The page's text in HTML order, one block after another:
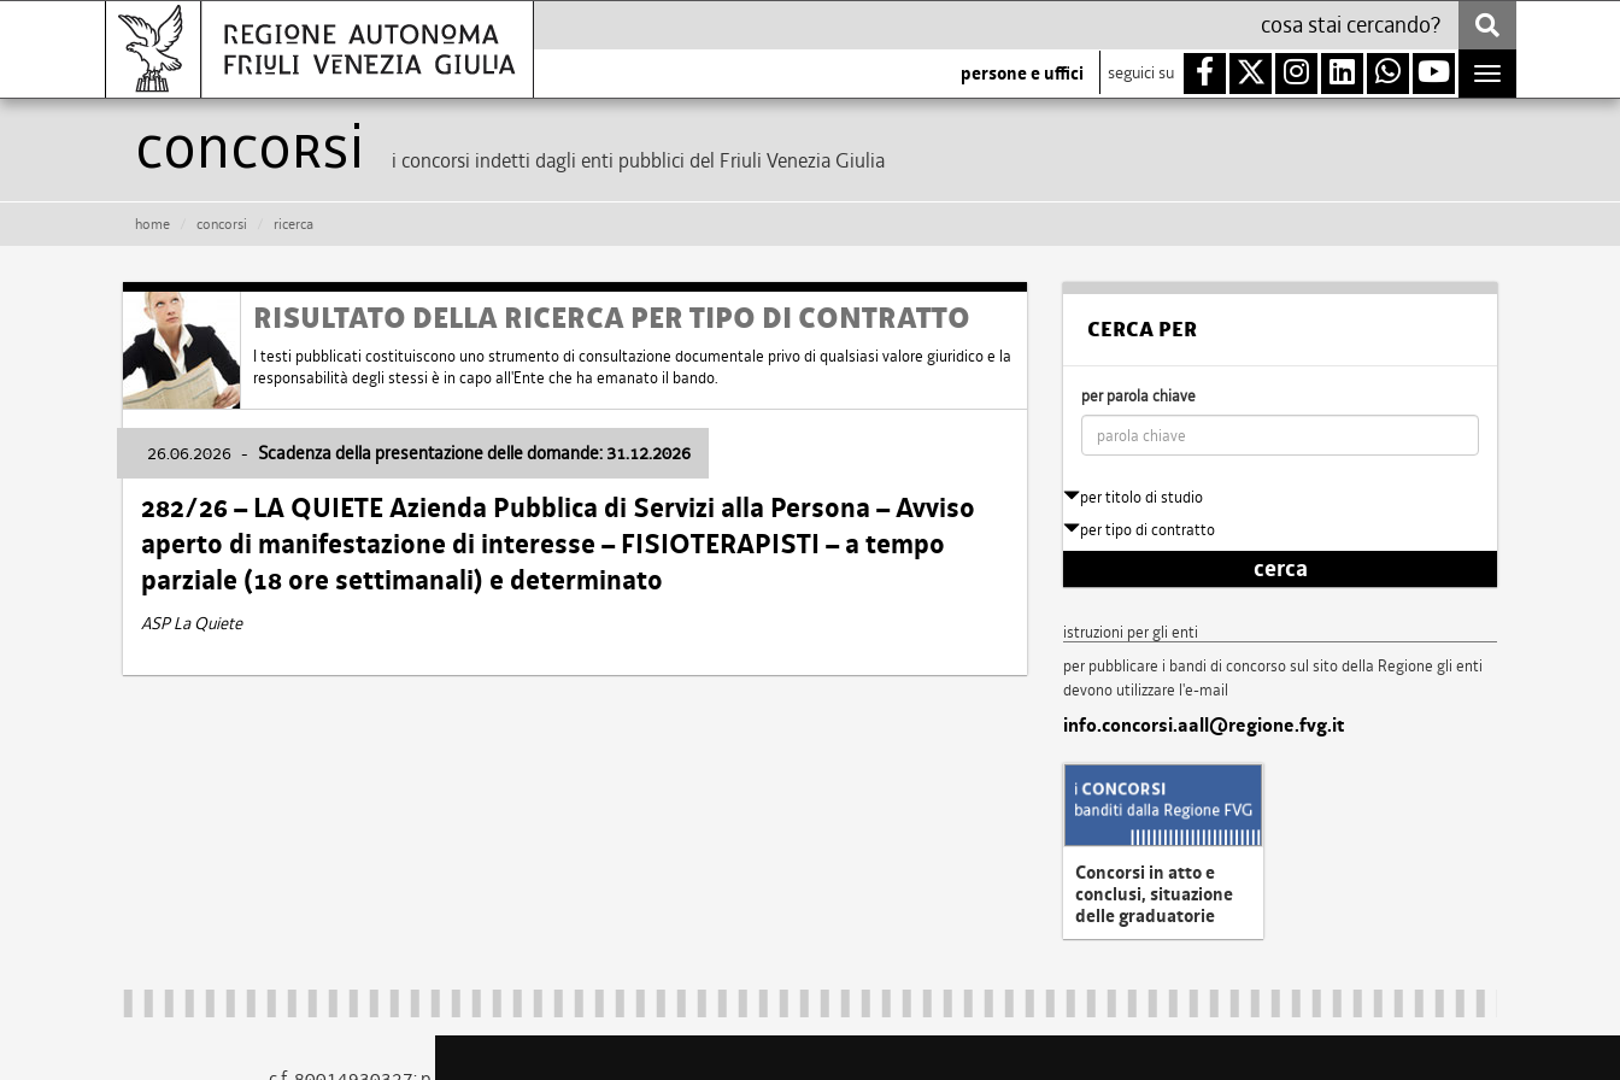
persone e uffici seguici su
Toggle
navigation
Concorsi i concorsi indetti dagli enti pubblici del Friuli Venezia Giulia
home concorsi ricerca
RISULTATO DELLA RICERCA PER TIPO DI CONTRATTO
I testi pubblicati costituiscono uno strumento di consultazione documentale privo di qualsiasi valore giuridico e la
responsabilità degli stessi è in capo all'Ente che ha emanato il bando.
26.06.2026 - Scadenza della presentazione delle domande: 31.12.2026
282/26 – LA QUIETE Azienda Pubblica di Servizi alla Persona – Avviso
aperto di manifestazione di interesse – FISIOTERAPISTI – a tempo
parziale (18 ore settimanali) e determinato
ASP La Quiete
CERCA PER
per parola chiave
per titolo di studio
per tipo di contratto
cerca
istruzioni per gli enti
per pubblicare i bandi di concorso sul sito della Regione gli enti
devono utilizzare l'e-mail
info.concorsi.aall@regione.fvg.it
Concorsi in atto e
conclusi, situazione
delle graduatorie